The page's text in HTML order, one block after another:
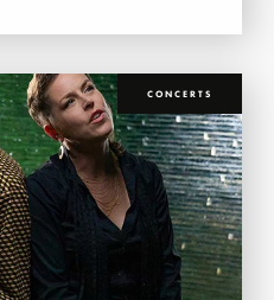
CONCERTS